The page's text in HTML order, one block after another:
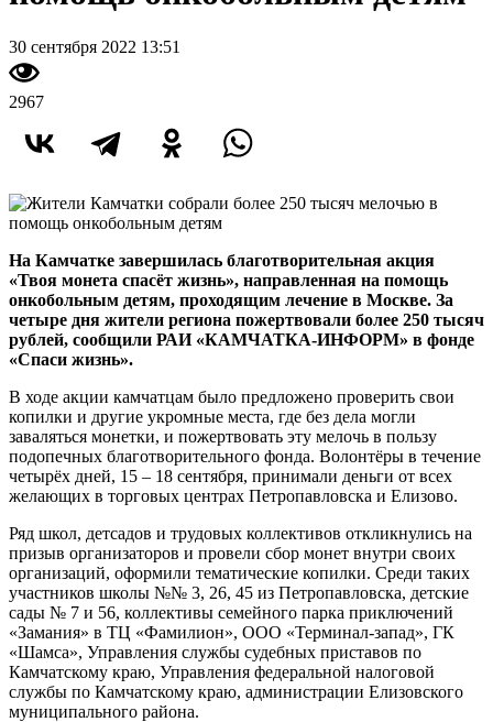
30 сентября 2022 13:51
2967
На Камчатке завершилась благотворительная акция
«Твоя монета спасёт жизнь», направленная на помощь
онкобольным детям, проходящим лечение в Москве. За
четыре дня жители региона пожертвовали более 250 тысяч
рублей, сообщили РАИ «КАМЧАТКА-ИНФОРМ» в фонде
«Спаси жизнь».
В ходе акции камчатцам было предложено проверить свои
копилки и другие укромные места, где без дела могли
заваляться монетки, и пожертвовать эту мелочь в пользу
подопечных благотворительного фонда. Волонтёры в течение
четырёх дней, 15 – 18 сентября, принимали деньги от всех
желающих в торговых центрах Петропавловска и Елизово.
Ряд школ, детсадов и трудовых коллективов откликнулись на
призыв организаторов и провели сбор монет внутри своих
организаций, оформили тематические копилки. Среди таких
участников школы №№ 3, 26, 45 из Петропавловска, детские
сады № 7 и 56, коллективы семейного парка приключений
«Замания» в ТЦ «Фамилион», ООО «Терминал-запад», ГК
«Шамса», Управления службы судебных приставов по
Камчатскому краю, Управления федеральной налоговой
службы по Камчатскому краю, администрации Елизовского
муниципального района.